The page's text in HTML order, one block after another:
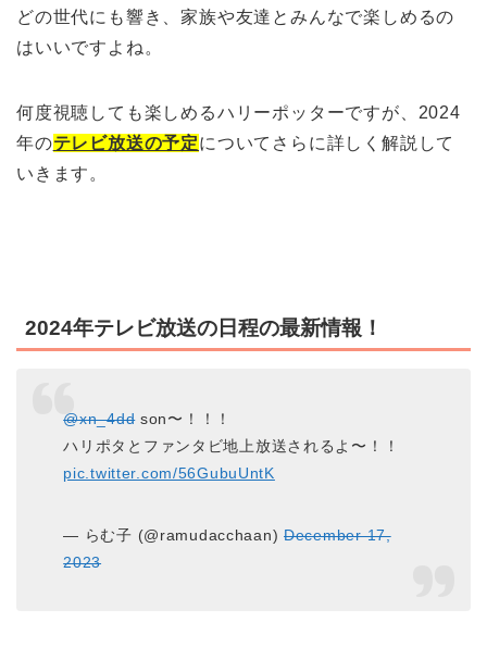
どの世代にも響き、家族や友達とみんなで楽しめるの
はいいですよね。
何度視聴しても楽しめるハリーポッターですが、2024
年のテレビ放送の予定についてさらに詳しく解説して
いきます。
2024年テレビ放送の日程の最新情報！
@xn_4ddson〜！！！
ハリポタとファンタビ地上放送されるよ〜！！
pic.twitter.com/56GubuUntK
— らむ子 (@ramudacchaan)December 17,
2023